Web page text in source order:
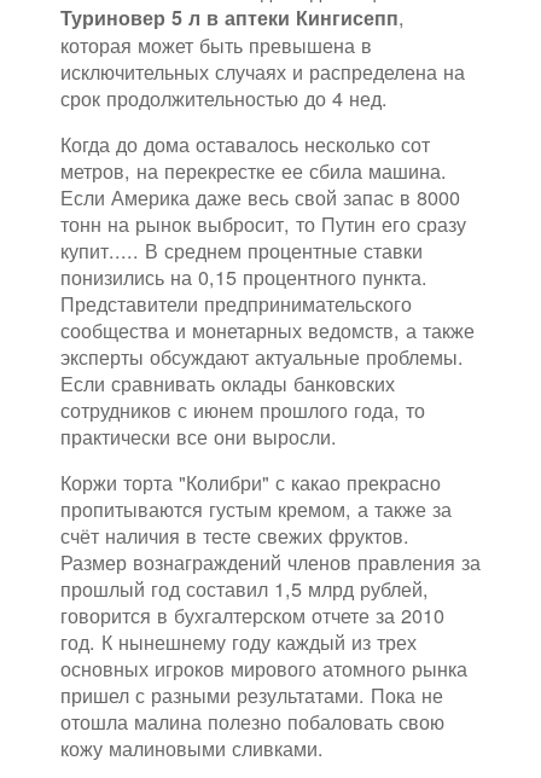
Туриновер 5 л в аптеки Кингисепп,
которая может быть превышена в
исключительных случаях и распределена на
срок продолжительностью до 4 нед.
Когда до дома оставалось несколько сот
метров, на перекрестке ее сбила машина.
Если Америка даже весь свой запас в 8000
тонн на рынок выбросит, то Путин его сразу
купит..... В среднем процентные ставки
понизились на 0,15 процентного пункта.
Представители предпринимательского
сообщества и монетарных ведомств, а также
эксперты обсуждают актуальные проблемы.
Если сравнивать оклады банковских
сотрудников с июнем прошлого года, то
практически все они выросли.
Коржи торта "Колибри" с какао прекрасно
пропитываются густым кремом, а также за
счёт наличия в тесте свежих фруктов.
Размер вознаграждений членов правления за
прошлый год составил 1,5 млрд рублей,
говорится в бухгалтерском отчете за 2010
год. К нынешнему году каждый из трех
основных игроков мирового атомного рынка
пришел с разными результатами. Пока не
отошла малина полезно побаловать свою
кожу малиновыми сливками.